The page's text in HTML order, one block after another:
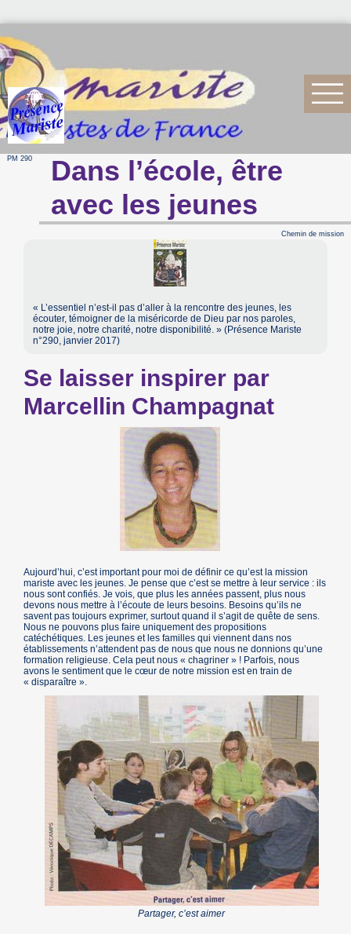
PM 290
Dans l’école, être
avec les jeunes
Chemin de mission
« L’essentiel n’est-il pas d’aller à la rencontre des jeunes, les
écouter, témoigner de la miséricorde de Dieu par nos paroles,
notre joie, notre charité, notre disponibilité. » (Présence Mariste
n°290, janvier 2017)
Se laisser inspirer par
Marcellin Champagnat
Aujourd’hui, c’est important pour moi de définir ce qu’est la mission
mariste avec les jeunes. Je pense que c’est se mettre à leur service : ils
nous sont confiés. Je vois, que plus les années passent, plus nous
devons nous mettre à l’écoute de leurs besoins. Besoins qu’ils ne
savent pas toujours exprimer, surtout quand il s’agit de quête de sens.
Nous ne pouvons plus faire uniquement des propositions
catéchétiques. Les jeunes et les familles qui viennent dans nos
établissements n’attendent pas de nous que nous ne donnions qu’une
formation religieuse. Cela peut nous « chagriner » ! Parfois, nous
avons le sentiment que le cœur de notre mission est en train de
« disparaître ».
Partager, c’est aimer